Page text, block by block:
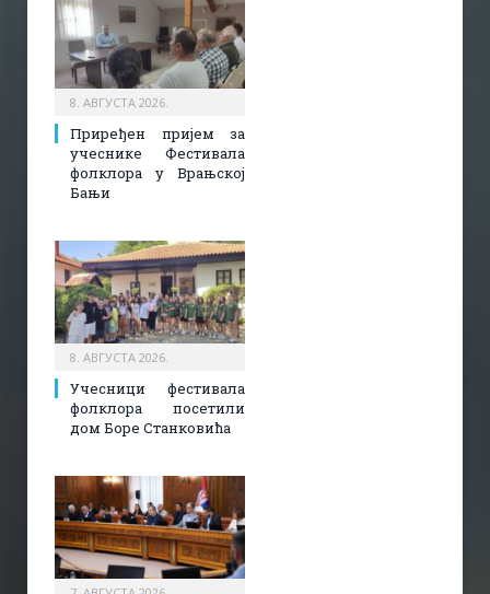
8. АВГУСТА 2026.
Приређен пријем за
учеснике Фестивала
фолклора у Врањској
Бањи
8. АВГУСТА 2026.
Учесници фестивала
фолклора посетили
дом Боре Станковића